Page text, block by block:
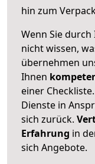
hin zum
Wenn Sie
nicht wissen,
übernehmen
Ihnen
einer Checkliste.
Dienste in
sich zurück.
Erfahrung in
sich Angebote.